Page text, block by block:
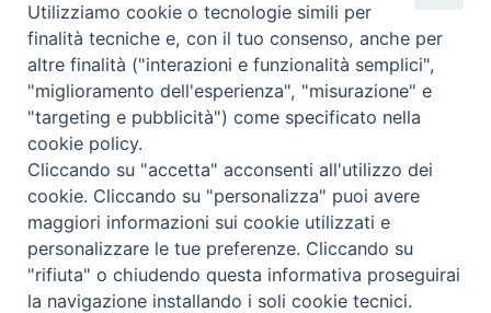
Contatti:Tel.: 06.93268401 - Fax.: 06.9323844
E-mail:curia@diocesidialbano.it
Orari: dal Lunedì al Venerdì Ore: 9:00 - 13:00
Lunedì, Mercoledì e Venerdì, Ore 9:30 - 12:30
Diocesi Suburbicaria di Albano
Copyright © 2021
Utilizziamo cookie o tecnologie simili per
finalità tecniche e, con il tuo consenso, anche per
altre finalità ("interazioni e funzionalità semplici",
"miglioramento dell'esperienza", "misurazione" e
"targeting e pubblicità") come specificato nella
cookie policy.
Cliccando su "accetta" acconsenti all'utilizzo dei
cookie. Cliccando su "personalizza" puoi avere
maggiori informazioni sui cookie utilizzati e
personalizzare le tue preferenze. Cliccando su
"rifiuta" o chiudendo questa informativa proseguirai
la navigazione installando i soli cookie tecnici.